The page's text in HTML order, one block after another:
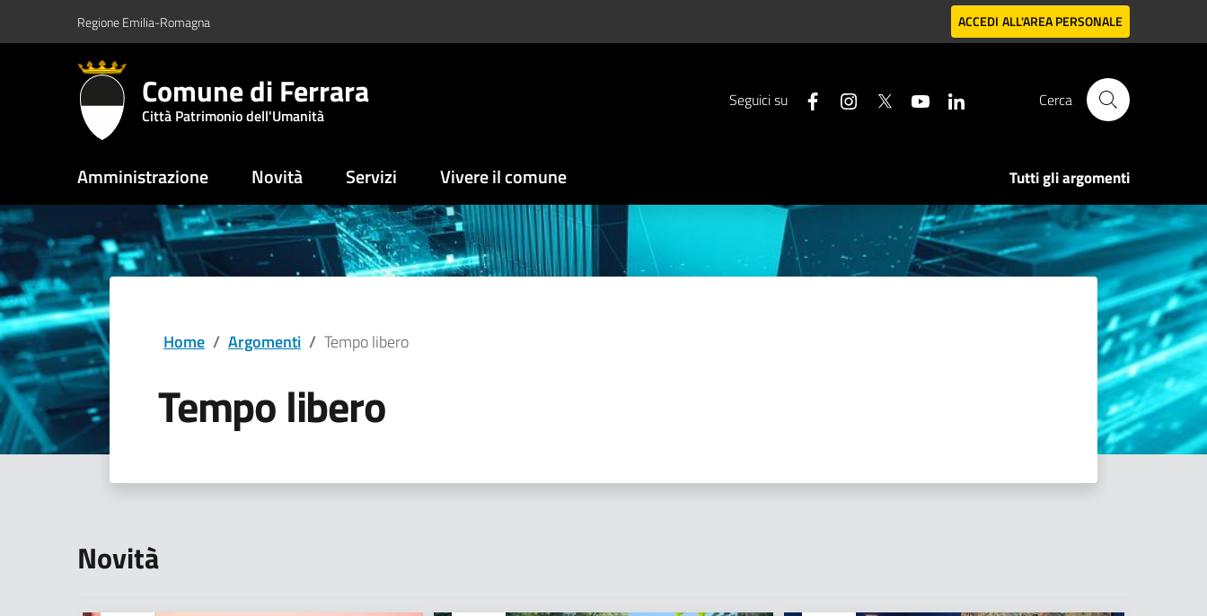
Vai al contenuto principale
Vai al footerRegione Emilia-Romagna ACCEDI ALL'AREA PERSONALE
Comune di Ferrara
Città Patrimonio dell'Umanità
Seguici su Cerca
Amministrazione Novità Servizi Vivere il comune Tutti gli argomenti
Home / Argomenti / Tempo libero
Tempo libero
Novità